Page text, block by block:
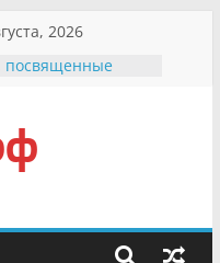
2026
посвященные
округа»
фронтовичке
в сети Интернет